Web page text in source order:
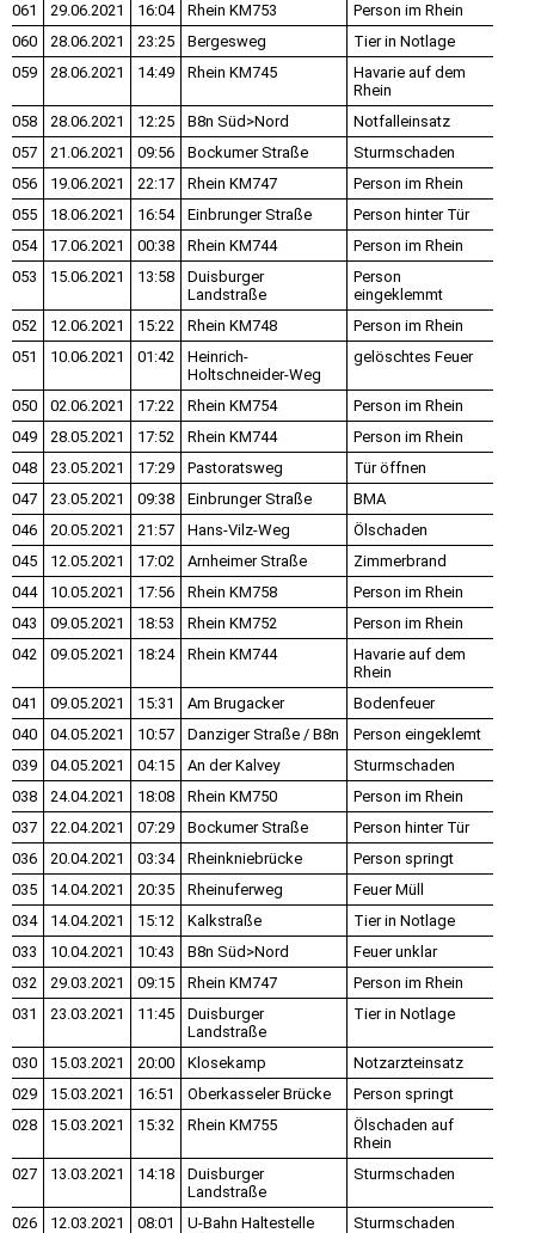
061
29.06.2021 16:04 Rhein KM753
Person im Rhein
060
28.06.2021 23:25 Bergesweg
Tier in Notlage
059
28.06.2021 14:49 Rhein KM745
Havarie auf dem
Rhein
058
28.06.2021 12:25 B8n Süd>Nord
Notfalleinsatz
057
21.06.2021 09:56 Bockumer Straße
Sturmschaden
056
19.06.2021 22:17 Rhein KM747
Person im Rhein
055
18.06.2021 16:54 Einbrunger Straße
Person hinter Tür
054
17.06.2021 00:38 Rhein KM744
Person im Rhein
053
15.06.2021 13:58
Duisburger
Landstraße
Person
eingeklemmt
052
12.06.2021 15:22 Rhein KM748
Person im Rhein
051
10.06.2021 01:42
Heinrich-
Holtschneider-Weg
gelöschtes Feuer
050 02.06.2021 17:22 Rhein KM754
Person im Rhein
049
28.05.2021 17:52 Rhein KM744
Person im Rhein
048
23.05.2021 17:29 Pastoratsweg
Tür öffnen
047
23.05.2021 09:38 Einbrunger Straße
BMA
046
20.05.2021 21:57 Hans-Vilz-Weg
Ölschaden
045
12.05.2021 17:02 Arnheimer Straße
Zimmerbrand
044
10.05.2021 17:56 Rhein KM758
Person im Rhein
043
09.05.2021 18:53 Rhein KM752
Person im Rhein
042
09.05.2021 18:24 Rhein KM744
Havarie auf dem
Rhein
041
09.05.2021 15:31 Am Brugacker
Bodenfeuer
040
04.05.2021 10:57 Danziger Straße / B8n
Person eingeklemt
039
04.05.2021 04:15 An der Kalvey
Sturmschaden
038
24.04.2021 18:08 Rhein KM750
Person im Rhein
037
22.04.2021 07:29 Bockumer Straße
Person hinter Tür
036
20.04.2021 03:34 Rheinkniebrücke
Person springt
035
14.04.2021 20:35 Rheinuferweg
Feuer Müll
034
14.04.2021 15:12 Kalkstraße
Tier in Notlage
033
10.04.2021 10:43 B8n Süd>Nord
Feuer unklar
032
29.03.2021 09:15 Rhein KM747
Person im Rhein
031
23.03.2021 11:45
Duisburger
Landstraße
Tier in Notlage
030 15.03.2021 20:00 Klosekamp
Notzarzteinsatz
029
15.03.2021 16:51 Oberkasseler Brücke
Person springt
028
15.03.2021 15:32 Rhein KM755
Ölschaden auf
Rhein
027
13.03.2021 14:18
Duisburger
Landstraße
Sturmschaden
026 12.03.2021 08:01
U-Bahn Haltestelle
Sturmschaden